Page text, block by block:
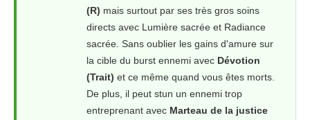
(R) mais surtout par ses très gros soins
directs avec Lumière sacrée et Radiance
sacrée. Sans oublier les gains d'amure sur
la cible du burst ennemi avec Dévotion
(Trait) et ce même quand vous êtes morts.
De plus, il peut stun un ennemi trop
entreprenant avec Marteau de la justice